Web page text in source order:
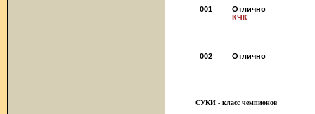
001
Отлично
КЧК
002 Отлично
СУКИ - класс чемпионов